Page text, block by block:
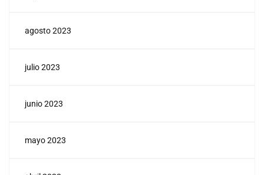
agosto 2023
julio 2023
junio 2023
mayo 2023